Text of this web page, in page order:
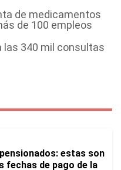
de medicamentos
de 100 empleos
las 340 mil consultas
estas son
fechas de pago de la